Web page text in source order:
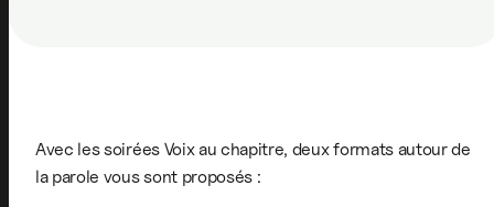
Avec les soirées Voix au chapitre, deux formats autour de
la parole vous sont proposés :